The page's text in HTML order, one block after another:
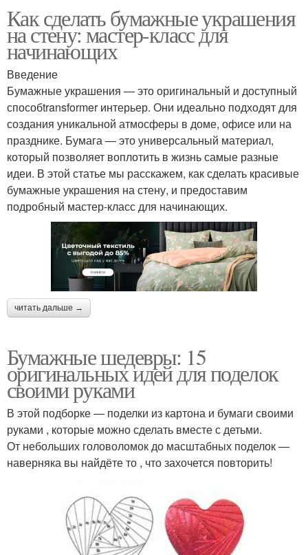
Как сделать бумажные украшения
на стену: мастер-класс для
начинающих
Введение
Бумажные украшения — это оригинальный и доступный
способtransformer интерьер. Они идеально подходят для
создания уникальной атмосферы в доме, офисе или на
празднике. Бумага — это универсальный материал,
который позволяет воплотить в жизнь самые разные
идеи. В этой статье мы расскажем, как сделать красивые
бумажные украшения на стену, и предоставим
подробный мастер-класс для начинающих.
читать дальше →
Бумажные шедевры: 15
оригинальных идей для поделок
своими руками
В этой подборке — поделки из картона и бумаги своими
руками , которые можно сделать вместе с детьми.
От небольших головоломок до масштабных поделок —
наверняка вы найдёте то , что захочется повторить!